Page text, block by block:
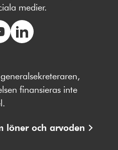
medier.
på
LinkedIn
finansieras inte
löner och arvoden